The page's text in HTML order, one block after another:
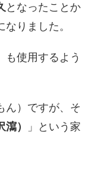
となったことか
りました。
も使用するよう
ん）ですが、そ
）
」という家